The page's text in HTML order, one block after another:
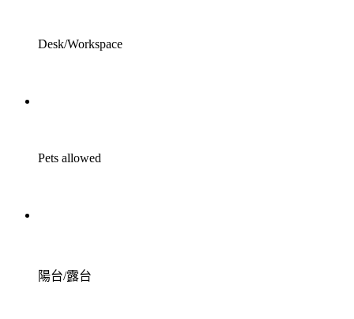
Desk/Workspace
Pets allowed
陽台/露台